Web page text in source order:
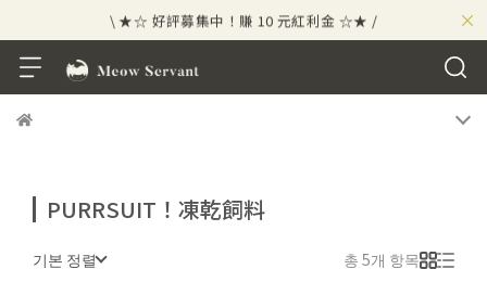
×
\ ★☆ 好評募集中！賺 10 元紅利金 ☆★ /
⟡⣠𝘄𝗲𝗹𝗰𝗼𝗺𝗲 ⁘ 新會員贈 50 元紅利金
\ ★☆ 好評募集中！賺 10 元紅利金 ☆★ /
PURRSUIT！凍乾飼料
기본 정렬 총 5개 항목